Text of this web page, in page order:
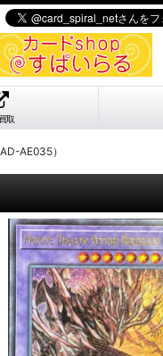
取
AE035）